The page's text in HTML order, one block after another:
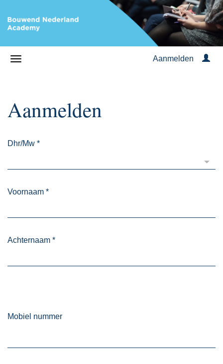
Aanmelden
Aanmelden
Dhr/Mw *
Voornaam *
Achternaam *
Mobiel nummer